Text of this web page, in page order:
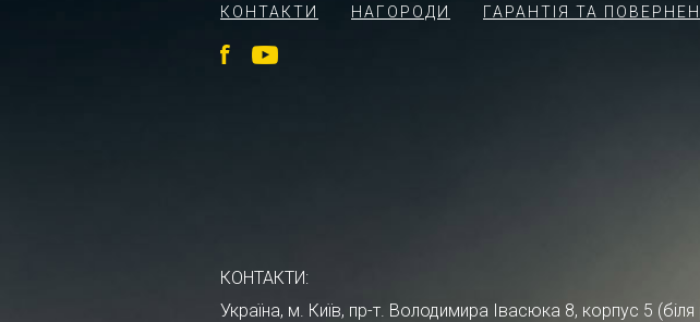
КОНТАКТИ
НАГОРОДИ ГАРАНТІЯ ТА
КОНТАКТИ:
Україна, м. Київ, пр-т. Володимира Івасюка 8, корпус 5